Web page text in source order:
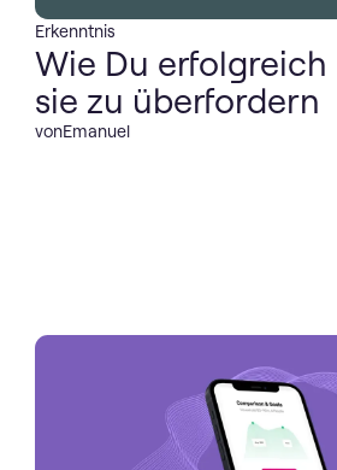
Erkenntnis
Wie Du erfolgreich
sie zu überfordern
vonEmanuel